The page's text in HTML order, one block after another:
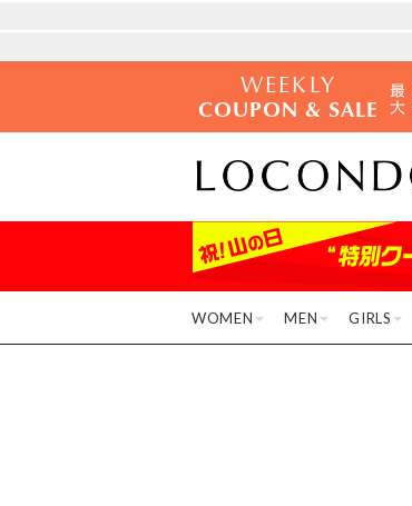
WEEKLY
COUPON & SALE
WOMEN MEN GIRLS